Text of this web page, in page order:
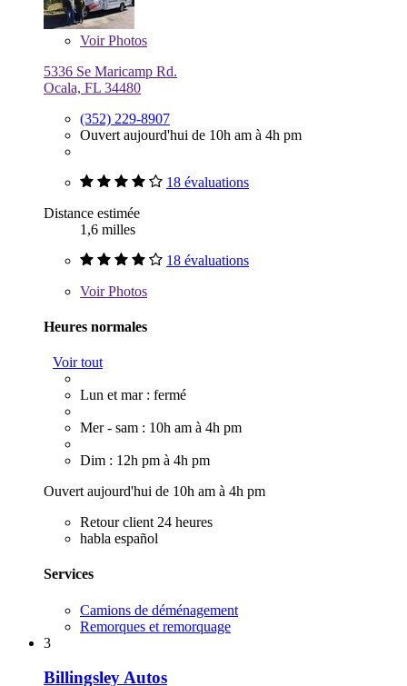
VoirPhotos
5336 Se Maricamp Rd.
Ocala, FL 34480
(352) 229-8907
Ouvert aujourd'hui de 10h am à 4h pm
18 évaluations
Distance estimée
1,6 milles
18 évaluations
VoirPhotos
Heures normales
Voir tout
Lun et mar : fermé
Mer - sam : 10h am à 4h pm
Dim : 12h pm à 4h pm
Ouvert aujourd'hui de 10h am à 4h pm
Retour client 24 heures
habla español
Services
Camions de déménagement
Remorques et remorquage
3
Billingsley Autos